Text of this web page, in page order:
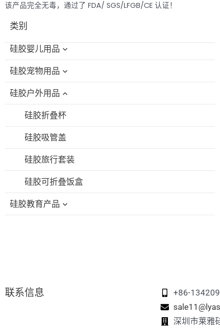
类别
硅胶婴儿用品
硅胶婴儿洗澡玩具
硅胶奶瓶刷
硅胶喂食碗/勺套装
硅胶围兜
硅胶婴儿牙胶
硅胶奶嘴
硅胶吸管杯
硅胶宠物用品
硅胶猫咪磨牙玩具
硅胶狗咀嚼玩具
硅胶宠物浴刷
硅胶宠物喂食碗
硅胶宠物舔食垫
硅胶宠物点心袋
硅胶宠物旅行水壶
硅胶户外用品
硅胶折叠杯
硅胶吸管盖
硅胶旅行套装
硅胶可折叠饭盒
硅胶教育产品
硅胶记忆配对游戏
该产品完全无毒，通过了 FDA/ SGS/LFGB/CE 认证！
联系信息
+86-
深圳市莱雅